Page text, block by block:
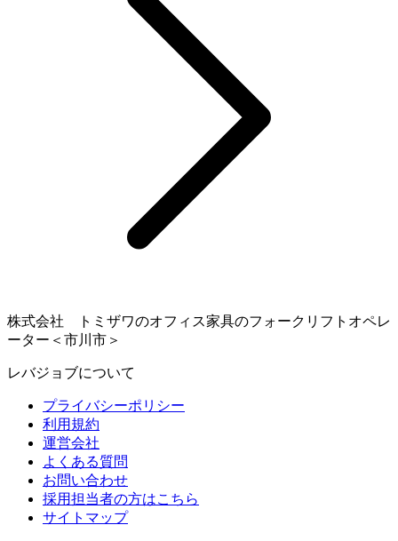
株式会社 トミザワのオフィス家具のフォークリフトオペレ
ーター＜市川市＞
レバジョブについて
プライバシーポリシー
利用規約
運営会社
よくある質問
お問い合わせ
採用担当者の方はこちら
サイトマップ